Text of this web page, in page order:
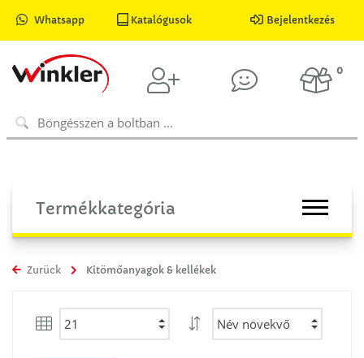
Whatsapp Katalógusok Bejelentkezés
0
Termékkategória
Zurück Kitömőanyagok & kellékek